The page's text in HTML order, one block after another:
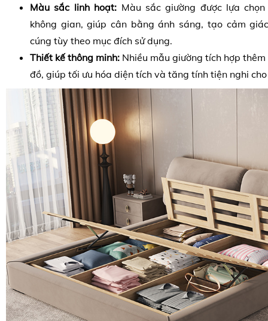
Màu sắc linh hoạt: Màu sắc giường được lựa
không gian, giúp cân bằng ánh sáng, tạo cảm
cúng tùy theo mục đích sử dụng.
Thiết kế thông minh: Nhiều mẫu giường tích hợp
đồ, giúp tối ưu hóa diện tích và tăng tính tiện nghi